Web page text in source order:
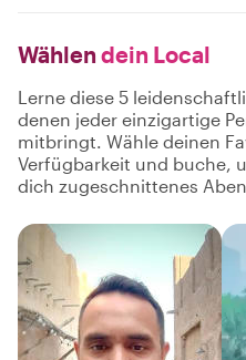
Wählen dein Local
Lerne diese 5
denen jeder einzigartige
mitbringt. Wähle deinen
Verfügbarkeit und buche,
dich zugeschnittenes